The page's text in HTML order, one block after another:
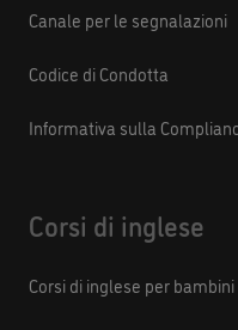
Canale per le segnalazioni
Codice di Condotta
Informativa sulla
Corsi di inglese
Corsi di inglese per bambini